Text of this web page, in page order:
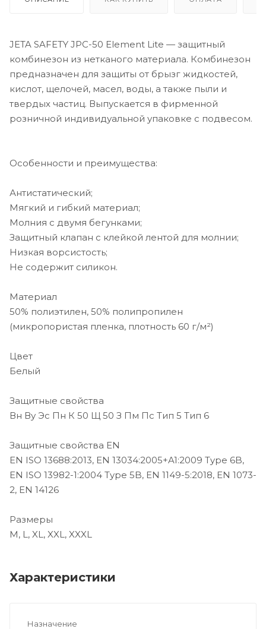
JETA SAFETY JPC-50 Element Lite — защитный
комбинезон из нетканого материала. Комбинезон
предназначен для защиты от брызг жидкостей,
кислот, щелочей, масел, воды, а также пыли и
твердых частиц. Выпускается в фирменной
розничной индивидуальной упаковке с подвесом.
Особенности и преимущества:
Антистатичеcкий;
Мягкий и гибкий материал;
Молния с двумя бегунками;
Защитный клапан с клейкой лентой для молнии;
Низкая ворсистость;
Не содержит силикон.
Материал
50% полиэтилен, 50% полипропилен
(микропористая пленка, плотность 60 г/м²)
Цвет
Белый
Защитные свойства
Вн Ву Эс Пн К 50 Щ 50 З Пм Пс Тип 5 Тип 6
Защитные свойства EN
EN ISO 13688:2013, EN 13034:2005+A1:2009 Type 6B,
EN ISO 13982-1:2004 Type 5B, EN 1149-5:2018, EN 1073-
2, EN 14126
Размеры
M, L, XL, XXL, XXXL
Характеристики
Назначение